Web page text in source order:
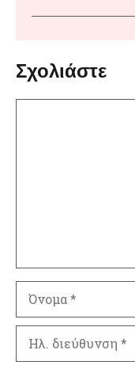
Σχολιάστε
διεύθυνση